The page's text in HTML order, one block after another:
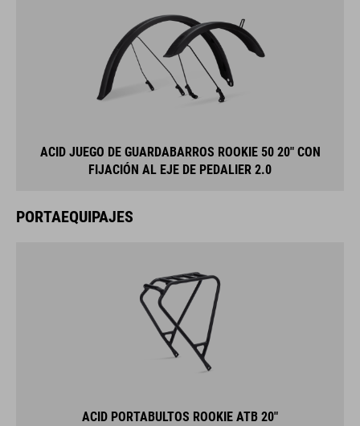
ACID JUEGO DE GUARDABARROS ROOKIE 50 20" CON
FIJACIÓN AL EJE DE PEDALIER 2.0
PORTAEQUIPAJES
ACID PORTABULTOS ROOKIE ATB 20"